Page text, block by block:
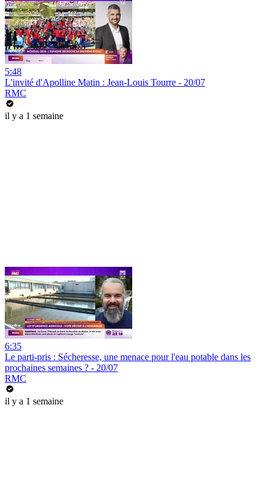
5:48
L'invité d'Apolline Matin : Jean-Louis Tourre - 20/07
RMC
il y a 1 semaine
6:35
Le parti-pris : Sécheresse, une menace pour l'eau potable dans les
prochaines semaines ? - 20/07
RMC
il y a 1 semaine